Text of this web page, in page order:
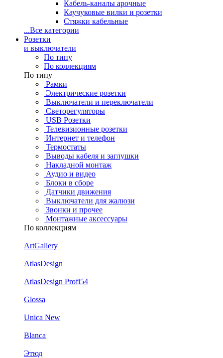
Кабель-каналы арочные
Каучуковые вилки и розетки
Стяжки кабельные
...Все категории
Розетки
и выключатели
По типу
По коллекциям
По типу
Рамки
Электрические розетки
Выключатели и переключатели
Светорегуляторы
USB Розетки
Телевизионные розетки
Интернет и телефон
Термостаты
Выводы кабеля и заглушки
Накладной монтаж
Аудио и видео
Блоки в сборе
Датчики движения
Выключатели для жалюзи
Звонки и прочее
Монтажные аксессуары
По коллекциям
ArtGallery
AtlasDesign
AtlasDesign Profi54
Glossa
Unica New
Blanca
Этюд